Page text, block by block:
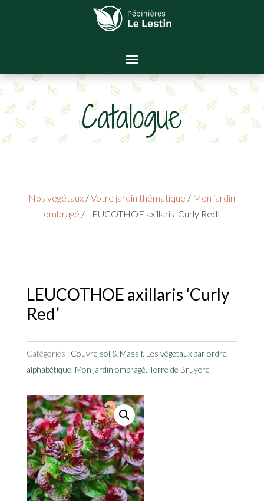
Catalogue
Nos végétaux /Votre jardin thématique / Mon jardin
ombragé / LEUCOTHOE axillaris ‘Curly Red’
LEUCOTHOE axillaris ‘Curly
Red’
Catégories : Couvre sol & Massif, Les végétaux par ordre
alphabétique Mon jardin ombragé Terre de Bruyère